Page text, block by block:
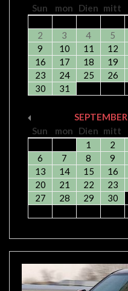
Sun
mon Dien mitt
2
3 4 5
9
10 11 12
16
17 18 19
23
24 25 26
30
31
SEPTEMBER
Sun
mon Dien mitt
1
2
6
7 8 9
13
14 15 16
20
21 22 23
27
28 29 30